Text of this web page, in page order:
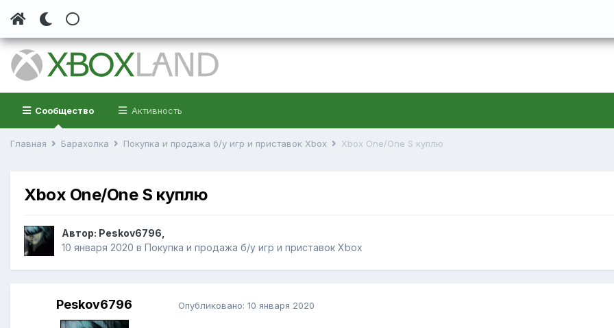
Сообщество Активность
Главная Барахолка Покупка и продажа б/у игр и приставок Xbox Xbox One/One S куплю
Xbox One/One S куплю
Автор: Peskov6796
10 января 2020 в Покупка и продажа б/у игр и приставок Xbox
Peskov6796 Опубликовано: 10 января 2020